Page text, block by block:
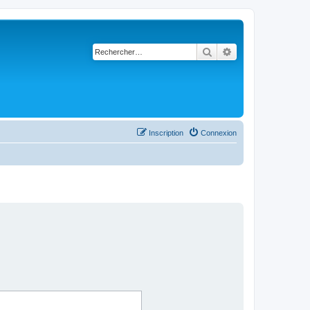
Rechercher
Connexion
Inscription